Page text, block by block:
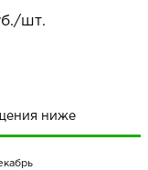
шт.
ниже